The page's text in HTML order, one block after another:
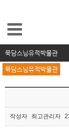
용화사 소개
사찰탐방
사찰소식
묵담스님유적박물관
묵담스님유적박물관
묵담스님유적박물관
작성자 최고관리자